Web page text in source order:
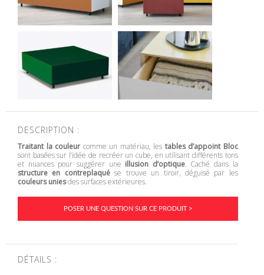
DESCRIPTION :
Traitant la couleur comme un matériau, les tables d’appoint Bloc
sont basées sur l’idée de recréer un cube, en utilisant différents tons
et nuances pour suggérer une illusion d’optique. Caché dans la
structure en contreplaquése trouve un tiroir, déguisé par les
couleurs uniesdes surfaces extérieures.
POSER UNE QUESTION SUR CE PRODUIT >
DÉTAILS :